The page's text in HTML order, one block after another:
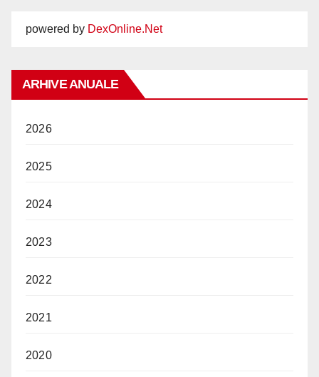
powered by DexOnline.Net
ARHIVE ANUALE
2026
2025
2024
2023
2022
2021
2020